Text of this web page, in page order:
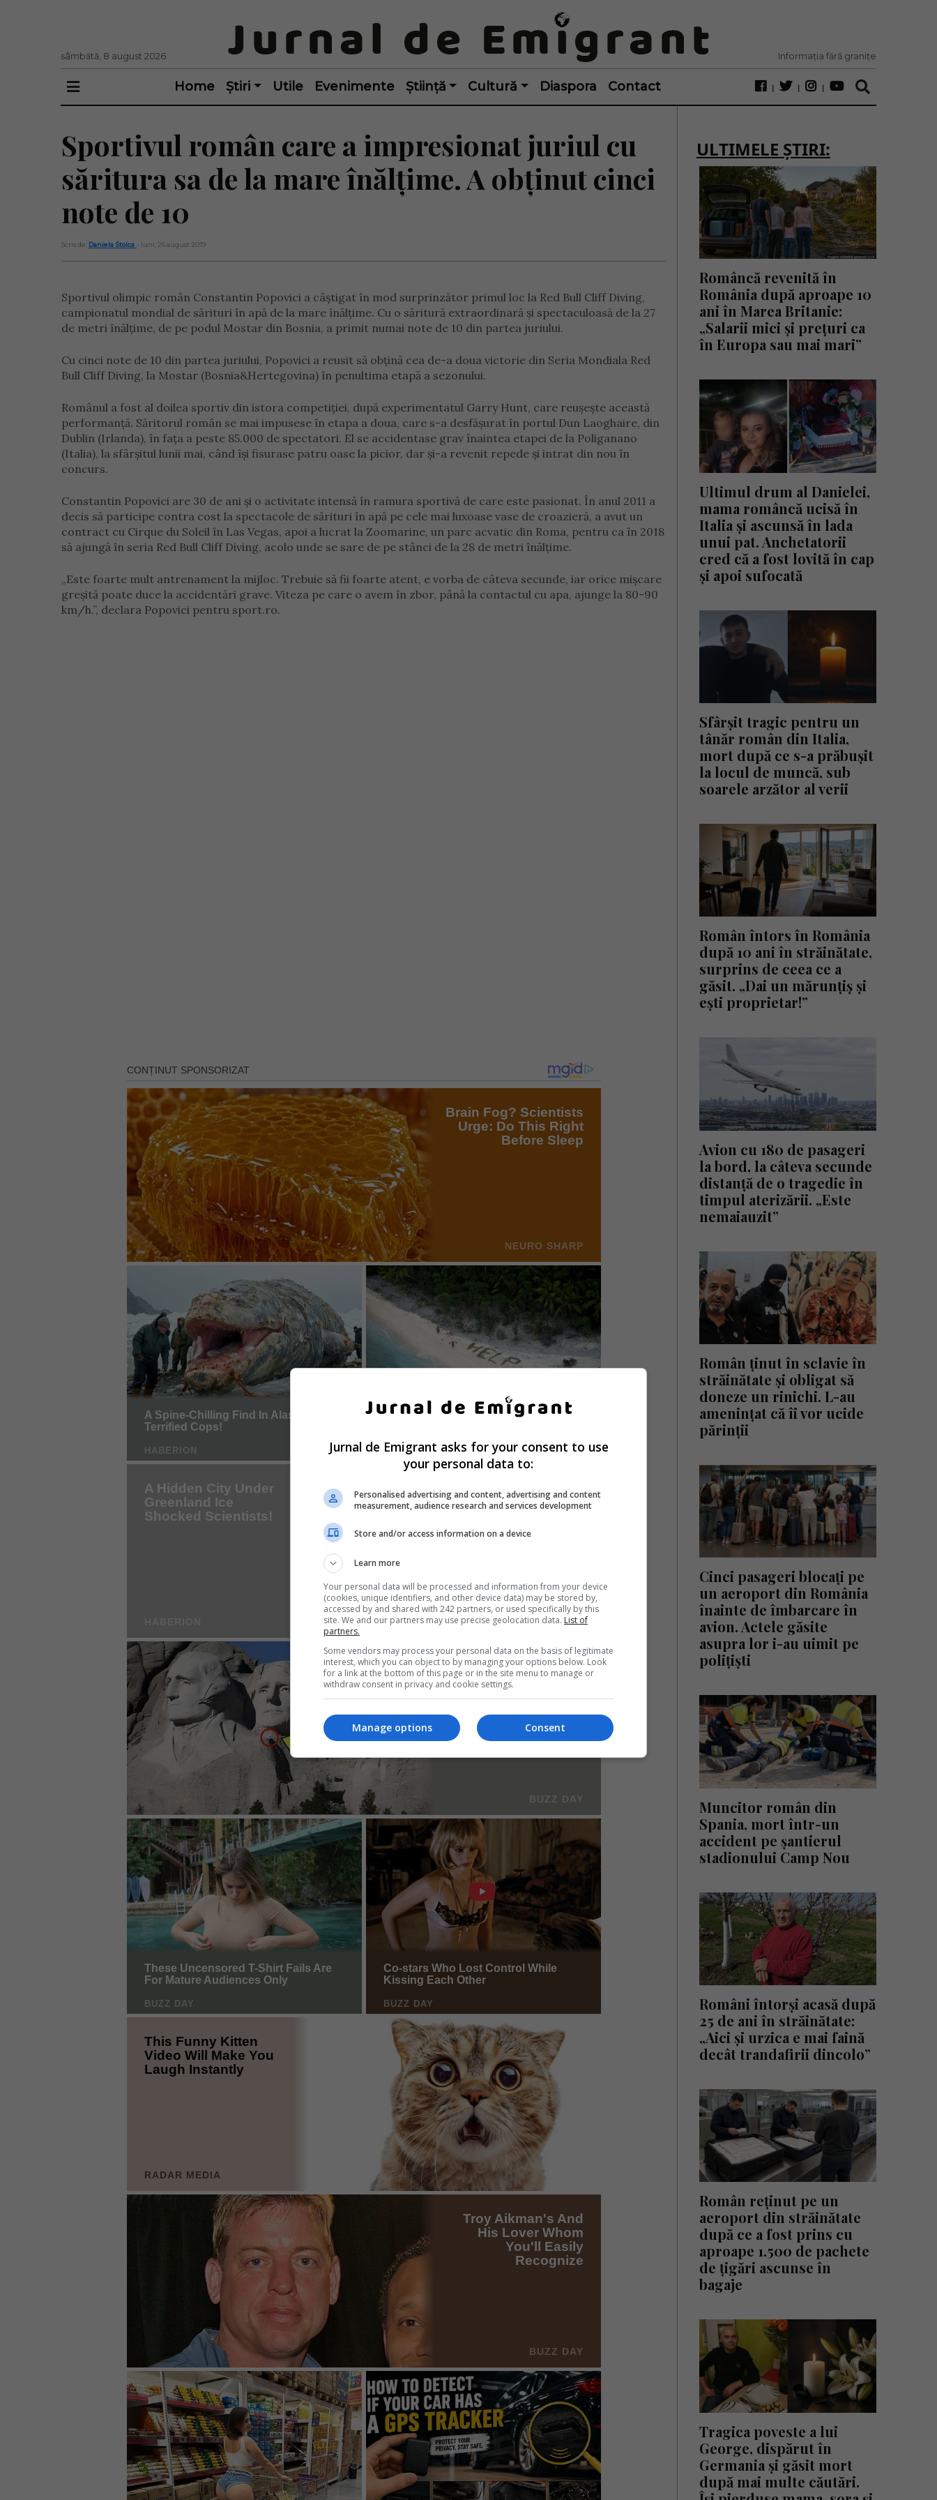
sâmbătă, 8 august 2026 Informația fără granițe
Home Știri Utile Evenimente Știință Cultură Diaspora Contact
Sportivul român care a impresionat juriul cu
săritura sa de la mare înălțime. A obținut cinci
note de 10
Scris de: Daniela Stoica - luni, 26 august 2019
Sportivul olimpic român Constantin Popovici a câștigat în mod surprinzător primul loc la Red Bull Cliff Diving,
campionatul mondial de sărituri în apă de la mare înălțime. Cu o săritură extraordinară și spectaculoasă de la 27
de metri înălțime, de pe podul Mostar din Bosnia, a primit numai note de 10 din partea juriului.
Cu cinci note de 10 din partea juriului, Popovici a reusit să obțină cea de-a doua victorie din Seria Mondiala Red
Bull Cliff Diving, la Mostar (Bosnia&Hertegovina) în penultima etapă a sezonului.
Românul a fost al doilea sportiv din istora competiției, după experimentatul Garry Hunt, care reușește această
performanță. Săritorul român se mai impusese în etapa a doua, care s-a desfășurat în portul Dun Laoghaire, din
Dublin (Irlanda), în fața a peste 85.000 de spectatori. El se accidentase grav înaintea etapei de la Poliganano
(Italia), la sfârșitul lunii mai, când își fisurase patru oase la picior, dar și-a revenit repede și intrat din nou în
concurs.
Constantin Popovici are 30 de ani și o activitate intensă în ramura sportivă de care este pasionat. În anul 2011 a
decis să participe contra cost la spectacole de sărituri în apă pe cele mai luxoase vase de croazieră, a avut un
contract cu Cirque du Soleil în Las Vegas, apoi a lucrat la Zoomarine, un parc acvatic din Roma, pentru ca în 2018
să ajungă în seria Red Bull Cliff Diving, acolo unde se sare de pe stânci de la 28 de metri înălțime.
„Este foarte mult antrenament la mijloc. Trebuie să fii foarte atent, e vorba de câteva secunde, iar orice mișcare
greșită poate duce la accidentări grave. Viteza pe care o avem în zbor, până la contactul cu apa, ajunge la 80-90
km/h.”, declara Popovici pentru sport.ro.
ULTIMELE ȘTIRI:
Româncă revenită în
România după aproape 10
ani în Marea Britanie:
„Salarii mici și prețuri ca
în Europa sau mai mari”
Ultimul drum al Danielei,
mama româncă ucisă în
Italia și ascunsă în lada
unui pat. Anchetatorii
cred că a fost lovită în cap
și apoi sufocată
Sfârșit tragic pentru un
tânăr român din Italia,
mort după ce s-a prăbușit
la locul de muncă, sub
soarele arzător al verii
Român întors în România
după 10 ani în străinătate,
surprins de ceea ce a
găsit. „Dai un mărunțiș și
ești proprietar!”
Avion cu 180 de pasageri
la bord, la câteva secunde
distanță de o tragedie în
timpul aterizării. „Este
nemaiauzit”
Român ținut în sclavie în
străinătate și obligat să
doneze un rinichi. L-au
amenințat că îi vor ucide
părinții
Cinci pasageri blocați pe
un aeroport din România
înainte de îmbarcare în
avion. Actele găsite
asupra lor i-au uimit pe
polițiști
Muncitor român din
Spania, mort într-un
accident pe șantierul
stadionului Camp Nou
Români întorși acasă după
25 de ani în străinătate:
„Aici și urzica e mai faină
decât trandafirii dincolo”
Român reținut pe un
aeroport din străinătate
după ce a fost prins cu
aproape 1.500 de pachete
de țigări ascunse în
bagaje
Tragica poveste a lui
George, dispărut în
Germania și găsit mort
după mai multe căutări.
Jurnal de Emigrant asks for your consent to use
your personal data to:
Personalised advertising and content, advertising and content
measurement, audience research and services development
Store and/or access information on a device
Learn more
Your personal data will be processed and information from your device
(cookies, unique identifiers, and other device data) may be stored by,
accessed by and shared with 242 partners, or used specifically by this
site. We and our partners may use precise geolocation data. List of
partners.
Some vendors may process your personal data on the basis of legitimate
interest, which you can object to by managing your options below. Look
for a link at the bottom of this page or in the site menu to manage or
withdraw consent in privacy and cookie settings.
Consent
Manage options